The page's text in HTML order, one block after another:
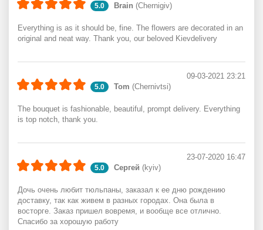
5.0 Brain (Chernigiv)
Everything is as it should be, fine. The flowers are decorated in an
original and neat way. Thank you, our beloved Kievdelivery
5.0 Tom (Chernivtsi)
09-03-2021 23:21
The bouquet is fashionable, beautiful, prompt delivery. Everything
is top notch, thank you.
5.0 Сергей (kyiv)
23-07-2020 16:47
Дочь очень любит тюльпаны, заказал к ее дню рождению
доставку, так как живем в разных городах. Она была в
восторге. Заказ пришел вовремя, и вообще все отлично.
Спасибо за хорошую работу